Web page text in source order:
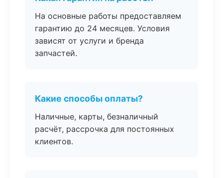
На основные работы предоставляем
гарантию до 24 месяцев. Условия
зависят от услуги и бренда
запчастей.
Какие способы оплаты?
Наличные, карты, безналичный
расчёт, рассрочка для постоянных
клиентов.